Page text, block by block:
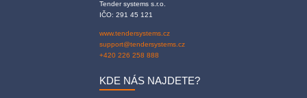
Tender systems s.r.o.
IČO: 291 45 121
www.tendersystems.cz
support@tendersystems.cz
+420 226 258 888
KDE NÁS NAJDETE?